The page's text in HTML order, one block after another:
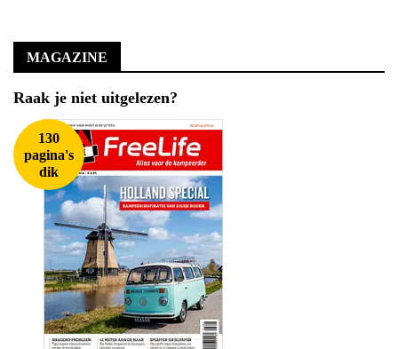
MAGAZINE
Raak je niet uitgelezen?
130
pagina's
dik